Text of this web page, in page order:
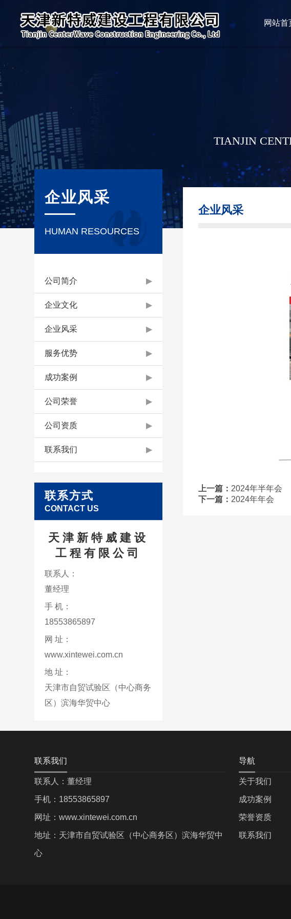
网站首
TIANJIN
企业风采
HUMAN RESOURCES
公司简介 ▶
企业文化 ▶
企业风采 ▶
服务优势 ▶
成功案例 ▶
公司荣誉 ▶
公司资质 ▶
联系我们 ▶
联系方式
CONTACT US
天津新特威建设
工程有限公司
联系人：
董经理
手 机：
18553865897
网 址：
www.xintewei.com.cn
地 址：
天津市自贸试验区（中心商务
区）滨海华贸中心
企业风采
上一篇： 2024年半年会
下一篇： 2024年年会
联系我们
联系人：董经理
手机：18553865897
网址：www.xintewei.com.cn
地址：天津市自贸试验区（中心商务区）滨海华贸中
心
导航
关于我们
成功案例
荣誉资质
联系我们